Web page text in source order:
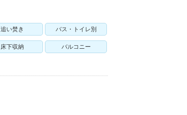
追い焚き バス・トイレ別
床下収納 バルコニー